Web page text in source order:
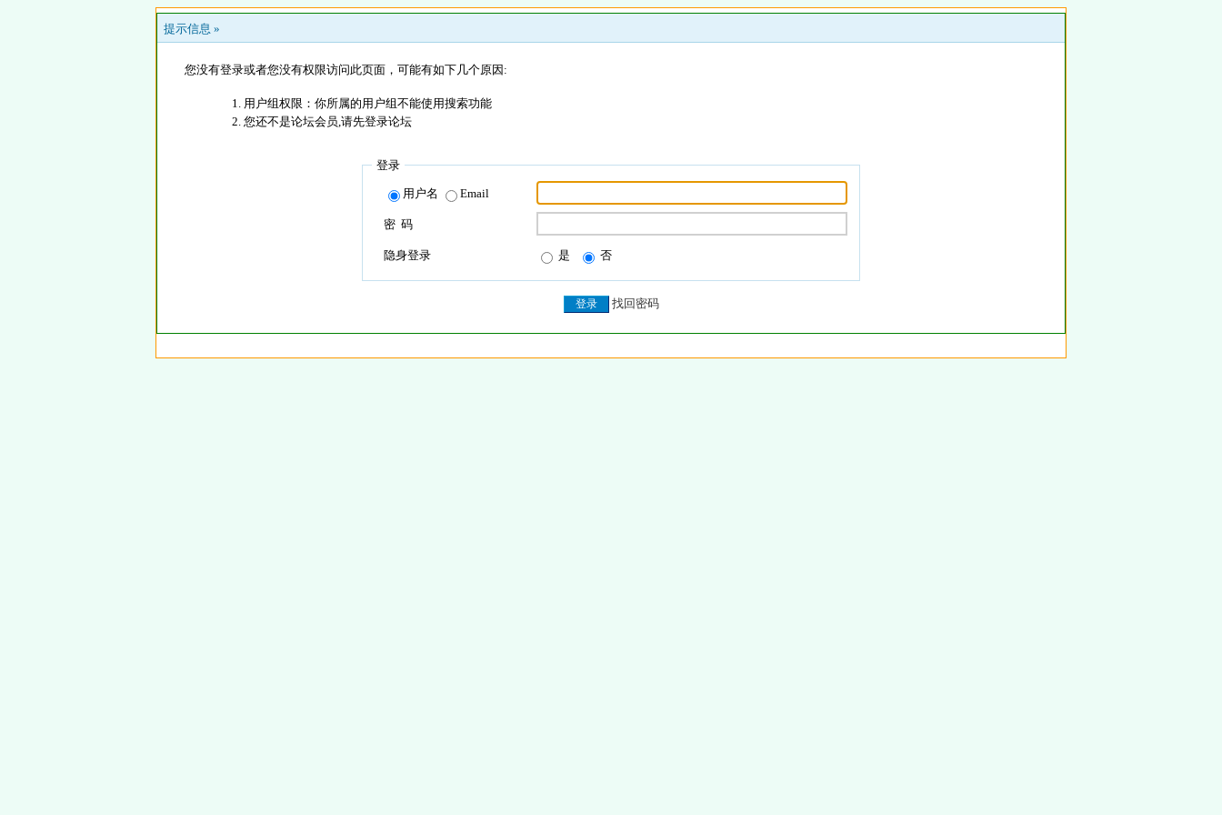
提示信息 »
您没有登录或者您没有权限访问此页面，可能有如下几个原因:
用户组权限：你所属的用户组不能使用搜索功能
您还不是论坛会员,请先登录论坛
登录
用户名 Email
密 码
隐身登录 是 否
找回密码